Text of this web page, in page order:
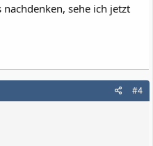
sehe ich jetzt
#4